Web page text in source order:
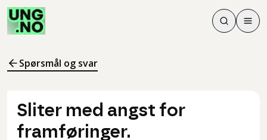
Søk
Søk
Meny
Spørsmål og svar
Sliter med angst for
framføringer.